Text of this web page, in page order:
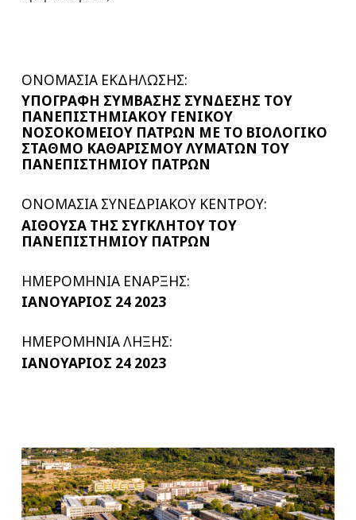
ΟΝΟΜΑΣΙΑ ΕΚΔΗΛΩΣΗΣ:
ΥΠΟΓΡΑΦΗ ΣΥΜΒΑΣΗΣ ΣΥΝΔΕΣΗΣ ΤΟΥ
ΠΑΝΕΠΙΣΤΗΜΙΑΚΟΥ ΓΕΝΙΚΟΥ
ΝΟΣΟΚΟΜΕΙΟΥ ΠΑΤΡΩΝ ΜΕ ΤΟ ΒΙΟΛΟΓΙΚΟ
ΣΤΑΘΜΟ ΚΑΘΑΡΙΣΜΟΥ ΛΥΜΑΤΩΝ ΤΟΥ
ΠΑΝΕΠΙΣΤΗΜΙΟΥ ΠΑΤΡΩΝ
ΟΝΟΜΑΣΙΑ ΣΥΝΕΔΡΙΑΚΟΥ ΚΕΝΤΡΟΥ:
ΑΙΘΟΥΣΑ ΤΗΣ ΣΥΓΚΛΗΤΟΥ ΤΟΥ
ΠΑΝΕΠΙΣΤΗΜΙΟΥ ΠΑΤΡΩΝ
ΗΜΕΡΟΜΗΝΙΑ ΕΝΑΡΞΗΣ:
ΙΑΝΟΥΑΡΙΟΣ 24 2023
ΗΜΕΡΟΜΗΝΙΑ ΛΗΞΗΣ:
ΙΑΝΟΥΑΡΙΟΣ 24 2023